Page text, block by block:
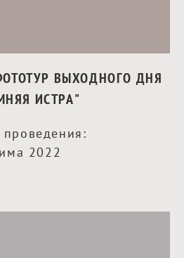
ВЫХОДНОГО ДНЯ
ИСТРА"
2022